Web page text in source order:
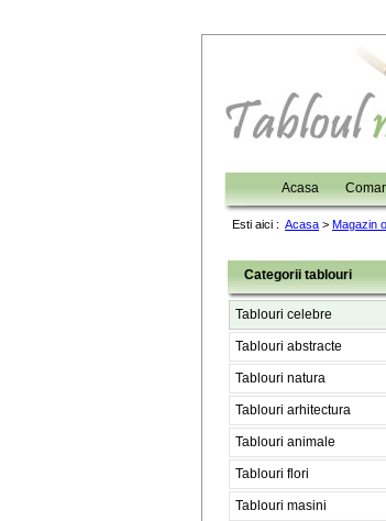
Acasa
Esti aici : Acasa > Magazin
Categorii tablouri
Tablouri celebre
Tablouri abstracte
Tablouri natura
Tablouri arhitectura
Tablouri animale
Tablouri flori
Tablouri masini